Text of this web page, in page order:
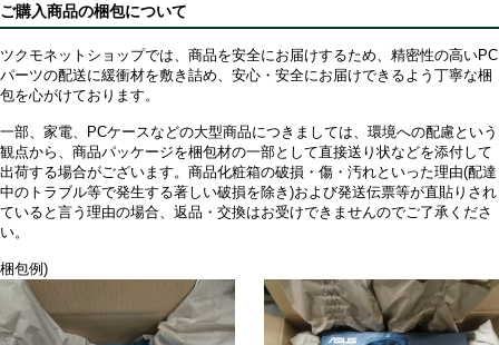
ご購入商品の梱包について
ツクモネットショップでは、商品を安全にお届けするため、精密性の高いPC
パーツの配送に緩衝材を敷き詰め、安心・安全にお届けできるよう丁寧な梱
包を心がけております。
一部、家電、PCケースなどの大型商品につきましては、環境への配慮という
観点から、商品パッケージを梱包材の一部として直接送り状などを添付して
出荷する場合がございます。商品化粧箱の破損・傷・汚れといった理由(配達
中のトラブル等で発生する著しい破損を除き)および発送伝票等が直貼りされ
ていると言う理由の場合、返品・交換はお受けできませんのでご了承くださ
い。
梱包例)